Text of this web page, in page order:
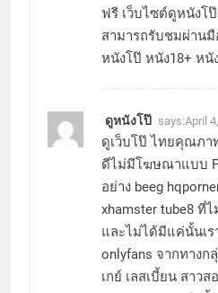
ฟรี เว็บไซต์ดูหนังโ
สามารถรับชมผ่าน
หนังโป๊ หนัง18+ หนั
ดูหนังโป๊ says:April
ดูเว็บโป๊ ไทยคุณภา
ดีไม่มีโฆษณาแบบ
อย่าง beeg
xhamster tube8 ที่
และไม่ได้มีแค่นั้นเร
onlyfans จากทาง
เกย์ เลสเบี้ยน สาว